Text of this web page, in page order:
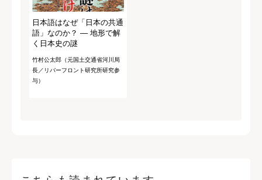
日本語はなぜ「日本の共通
語」なのか？ ― 地形で解
く日本史の謎
竹村公太郎（元国土交通省河川局
長／リバーフロント研究所研究参
与）